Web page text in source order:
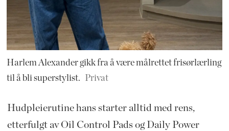
Harlem Alexander gikk fra å være målrettet frisørlærling
til å bli superstylist.
Privat
Hudpleierutine hans starter alltid med rens,
etterfulgt av Oil Control Pads og Daily Power